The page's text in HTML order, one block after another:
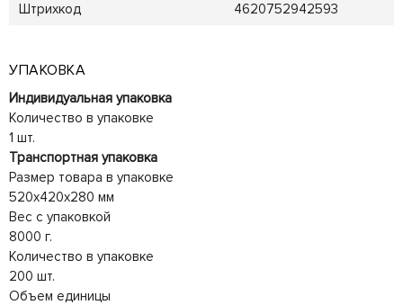
Штрихкод
4620752942593
УПАКОВКА
Индивидуальная упаковка
Количество в упаковке
1 шт.
Транспортная упаковка
Размер товара в упаковке
520x420x280 мм
Вес с упаковкой
8000 г.
Количество в упаковке
200 шт.
Объем единицы